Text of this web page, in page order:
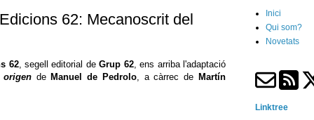
62: Mecanoscrit del
62, segell editorial deGrup 62, ens arriba l'adaptació
origende Manuel de Pedrolo, a càrrec de Martín
Inici
Qui som?
Novetats
Linktree